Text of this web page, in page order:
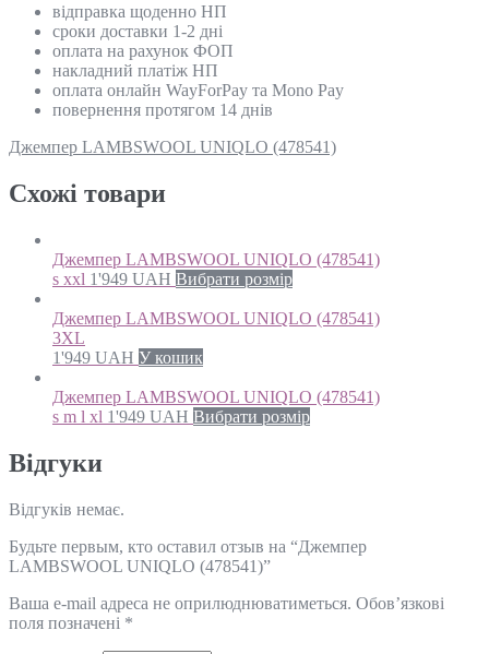
відправка щоденно НП
сроки доставки 1-2 дні
оплата на рахунок ФОП
накладний платіж НП
оплата онлайн WayForPay та Mono Pay
повернення протягом 14 днів
Джемпер LAMBSWOOL UNIQLO (478541)
Схожi товари
Джемпер LAMBSWOOL UNIQLO (478541)
s xxl 1'949 UAH Вибрати розмір
Джемпер LAMBSWOOL UNIQLO (478541)
3XL
1'949 UAH У кошик
Джемпер LAMBSWOOL UNIQLO (478541)
s m l xl 1'949 UAH Вибрати розмір
Відгуки
Відгуків немає.
Будьте первым, кто оставил отзыв на “Джемпер
LAMBSWOOL UNIQLO (478541)”
Ваша e-mail адреса не оприлюднюватиметься. Обов’язкові
поля позначені *